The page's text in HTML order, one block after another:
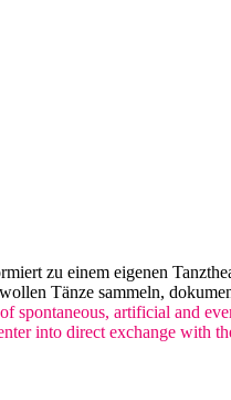
zu einem eigenen
Tänze sammeln,
artificial and
into direct exchange with